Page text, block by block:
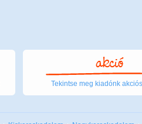
Tekintse meg kiadónk